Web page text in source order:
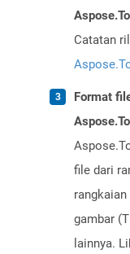
Catatan
Format
file dari
rangkaian
gambar
lainnya.